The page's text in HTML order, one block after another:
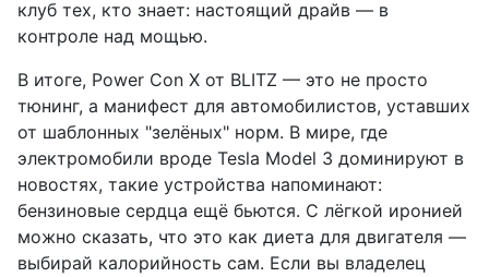
клуб тех, кто знает: настоящий драйв — в
контроле над мощью.
В итоге, Power Con X от BLITZ — это не просто
тюнинг, а манифест для автомобилистов, уставших
от шаблонных "зелёных" норм. В мире, где
электромобили вроде Tesla Model 3 доминируют в
новостях, такие устройства напоминают:
бензиновые сердца ещё бьются. С лёгкой иронией
можно сказать, что это как диета для двигателя —
выбирай калорийность сам. Если вы владелец